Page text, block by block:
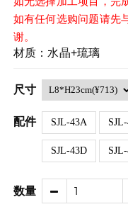
如有任何选购问题请先
谢。
材质：水晶+琉璃
尺寸
配件 SJL-43A
SJL-43D
数量